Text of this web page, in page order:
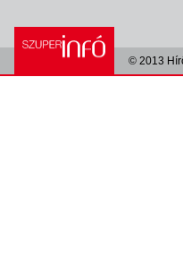
© 2013